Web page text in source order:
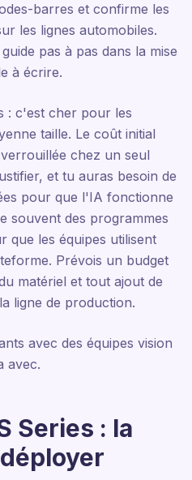
barres et confirme les
les lignes automobiles.
pas à pas dans la mise
à écrire.
: c'est cher pour les
taille. Le coût initial
chez un seul
et tu auras besoin de
pour que l'IA fonctionne
souvent des programmes
que les équipes utilisent
Prévois un budget
matériel et tout ajout de
ligne de production.
avec des équipes vision
avec.
Series : la